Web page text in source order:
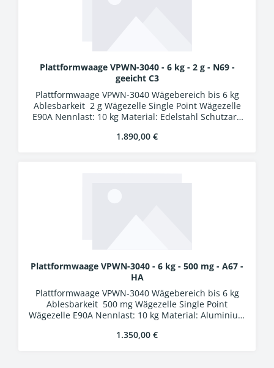
Plattformwaage VPWN-3040 - 6 kg - 2 g - N69 -
geeicht C3
Plattformwaage VPWN-3040 Wägebereich bis 6 kg
Ablesbarkeit 2 g Wägezelle Single Point Wägezelle
E90A Nennlast: 10 kg Material: Edelstahl Schutzart:
Schutzart IP54 LCD-Display, Ziffernhöhe 25 mm 24
Regulärer Preis:
1.890,00 €
Plattformwaage VPWN-3040 - 6 kg - 500 mg - A67 -
HA
Plattformwaage VPWN-3040 Wägebereich bis 6 kg
Ablesbarkeit 500 mg Wägezelle Single Point
Wägezelle E90A Nennlast: 10 kg Material: Aluminium
Kunststoffgehäuse Schutzart IP54 LCD-Display,
Regulärer Preis:
1.350,00 €